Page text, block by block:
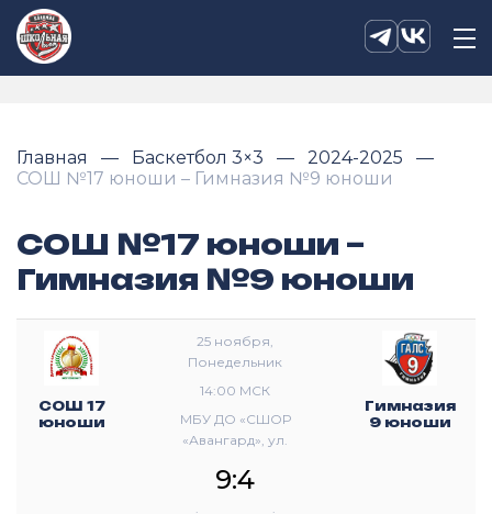
Главная Баскетбол 3×3
2024-2025
СОШ №17 юноши – Гимназия №9 юноши
СОШ №17 юноши –
Гимназия №9 юноши
СОШ 17
юноши
25 ноября,
Понедельник
14:00 МСК
МБУ ДО «СШОР
«Авангард», ул.
революции, д. 324
9:4
Гимназия
9 юноши